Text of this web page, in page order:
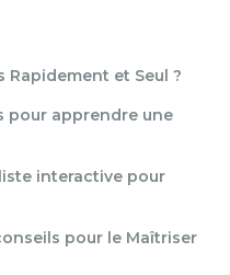
Rapidement et Seul ?
pour apprendre une
interactive pour
pour le Maîtriser